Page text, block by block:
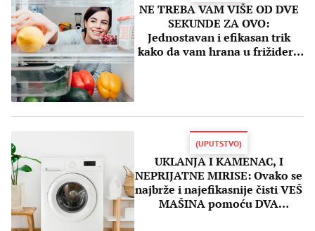
NE TREBA VAM VIŠE OD DVE
SEKUNDE ZA OVO:
Jednostavan i efikasan trik
kako da vam hrana u frižideru
(UPUTSTVO)
UKLANJA I KAMENAC, I
NEPRIJATNE MIRISE: Ovako se
najbrže i najefikasnije čisti VEŠ
MAŠINA pomoću DVA